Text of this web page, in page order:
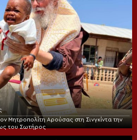
Μητροπολίτη Αρούσας στη Σινγκίντα την
του Σωτήρος